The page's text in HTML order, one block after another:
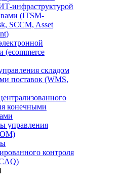
инфраструктурой
(ITSM-
SCCM, Asset
(ecommerce
складом
поставок (WMS,
конечными
управления
контроля